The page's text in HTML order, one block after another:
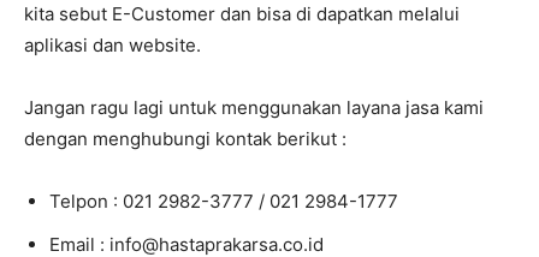
kita sebut E-Customer dan bisa di dapatkan melalui
aplikasi dan website.
Jangan ragu lagi untuk menggunakan layana jasa kami
dengan menghubungi kontak berikut :
Telpon : 021 2982-3777 / 021 2984-1777
Email : info@hastaprakarsa.co.id